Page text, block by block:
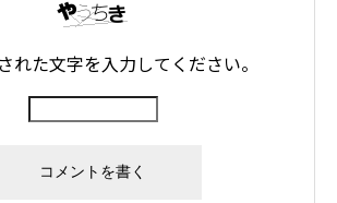
れた文字を入力してください。